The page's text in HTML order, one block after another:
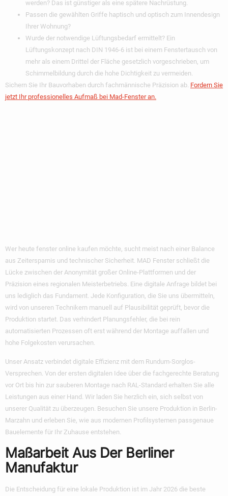
werden? Das ist günstiger als eine spätere Nachrüstung.
Passen die gewählten Griffe haptisch und optisch zum Innendesign
Ihrer Wohnung?
Wurde der notwendige Lüftungsbedarf ermittelt? Ein
Lüftungskonzept nach DIN 1946-6 ist bei einem Fenstertausch von
mehr als einem Drittel der Fläche gesetzlich vorgeschrieben, um
Schimmelbildung durch die hohe Dichtigkeit zu vermeiden.
Sichern Sie Ihr Bauvorhaben durch fachmännische Präzision ab. Fordern Sie
jetzt Ihr professionelles Aufmaß bei Mad-Fenster an.
Wer heute fenster online kaufen möchte, sucht meist nach einer Balance
aus Zeitersparnis und technischer Sicherheit. MAD Fenster schließt die
Lücke zwischen der Anonymität großer Online-Plattformen und der
Präzision eines regionalen Meisterbetriebs. Eine digitale Anfrage bildet bei
uns lediglich das Fundament. Jede Konfiguration, die Sie uns übermitteln,
wird von unseren Technikern manuell auf Plausibilität geprüft, bevor die
Produktion startet. Das verhindert Planungsfehler, die bei rein
automatisierten Prozessen oft erst während der Montage auffallen und
hohe Folgekosten verursachen.
Unser Ansatz verbindet digitale Effizienz mit dem Rundum-Sorglos-
Versprechen. Von der ersten digitalen Idee über die fachgerechte Beratung
vor Ort bis hin zur sauberen Montage nach RAL-Standard erhalten Sie alle
Leistungen aus einer Hand. Wir laden Sie herzlich ein, sich selbst von
unserer Qualität zu überzeugen. Besuchen Sie unsere Produktion in Berlin-
Marzahn und erleben Sie, wie aus modernen Profilsystemen passgenaue
Bauelemente für Ihr Zuhause entstehen.
Maßarbeit Aus Der Berliner
Manufaktur
Die Entscheidung für eine lokale Produktion ist im Jahr 2026 die beste